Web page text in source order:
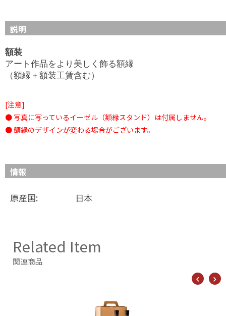
説明
額装
アート作品をより美しく飾る額縁
（額縁＋額装工賃含む）
[注意]
● 写真に写っているイーゼル（額縁スタンド）は付属しません。
● 額縁のデザインが変わる場合がございます。
情報
原産国: 日本
Related Item
関連商品